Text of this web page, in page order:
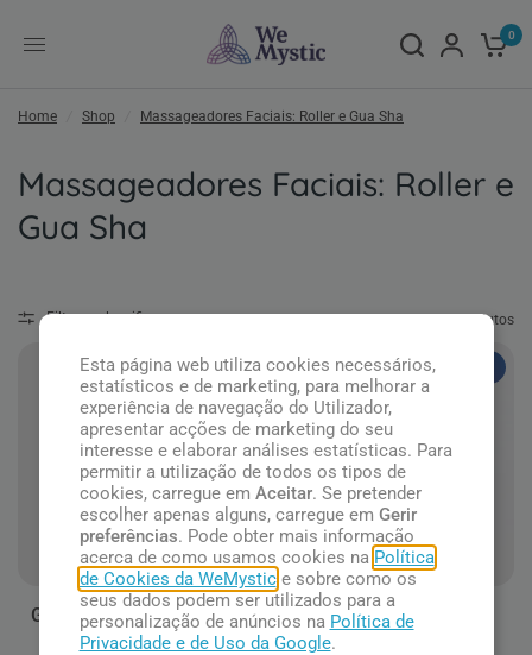
0
Home Shop Massageadores Faciais: Roller e Gua Sha
Massageadores Faciais: Roller e
Gua Sha
Filtrar e classificar 13 produtos
Top
Gua Sha de Quartzo Rosa
R$ 73,90
Gua Sha de Jade
Esta página web utiliza cookies necessários,
estatísticos e de marketing, para melhorar a
experiência de navegação do Utilizador,
apresentar acções de marketing do seu
interesse e elaborar análises estatísticas. Para
permitir a utilização de todos os tipos de
cookies, carregue em Aceitar. Se pretender
escolher apenas alguns, carregue em Gerir
preferências. Pode obter mais informação
acerca de como usamos cookies na Política
de Cookies da WeMystice sobre como os
seus dados podem ser utilizados para a
personalização de anúncios na Política de
Privacidade e de Uso da Google.